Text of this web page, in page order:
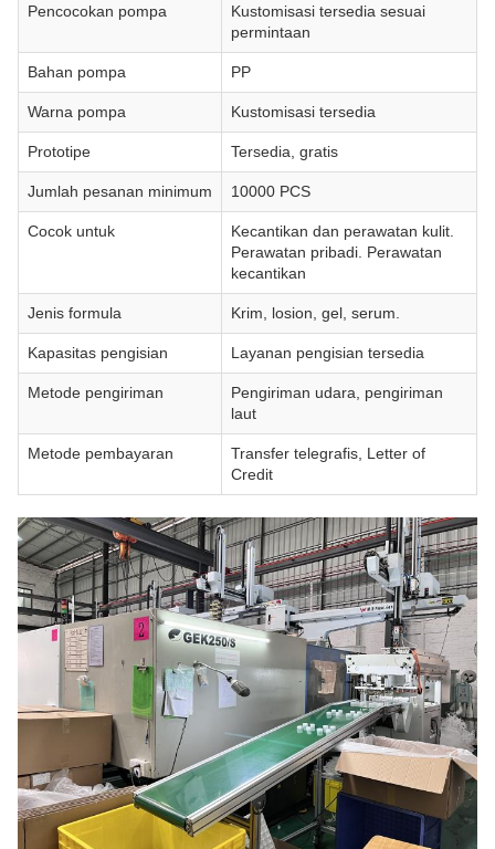
Pencocokan pompa
Kustomisasi tersedia sesuai
permintaan
Bahan pompa PP
Warna pompa Kustomisasi tersedia
Prototipe Tersedia, gratis
Jumlah pesanan minimum 10000 PCS
Cocok untuk
Kecantikan dan perawatan kulit.
Perawatan pribadi. Perawatan
kecantikan
Jenis formula Krim, losion, gel, serum.
Kapasitas pengisian Layanan pengisian tersedia
Metode pengiriman
Pengiriman udara, pengiriman
laut
Metode pembayaran
Transfer telegrafis, Letter of
Credit